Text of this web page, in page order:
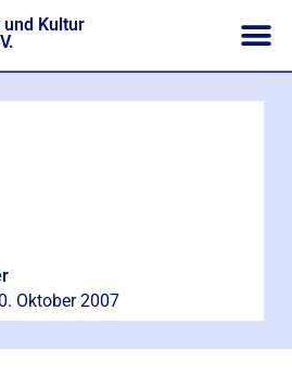
Kultur
Oktober 2007